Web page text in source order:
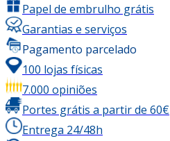
Papel de embrulho grátis
Garantias e serviços
Pagamento parcelado
100 lojas físicas
7.000 opiniões
Portes grátis a partir de 60€
Entrega 24/48h